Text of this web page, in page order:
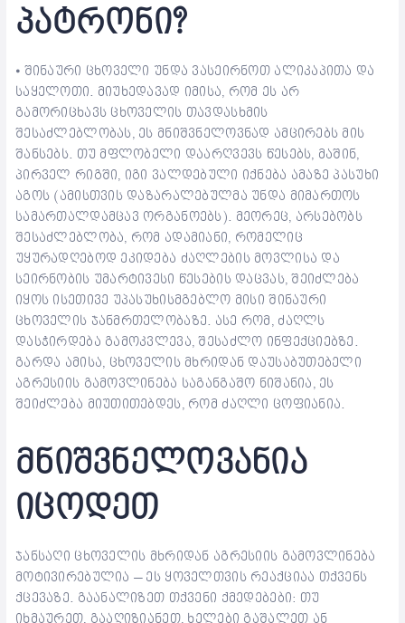
პატრონი?
⦁ შინაური ცხოველი უნდა ვასეირნოთ ალიკაპითა და
საყელოთი. მიუხედავად იმისა, რომ ეს არ
გამორიცხავს ცხოველის თავდასხმის
შესაძლებლობას, ეს მნიშვნელოვნად ამცირებს მის
შანსებს. თუ მფლობელი დაარღვევს წესებს, მაშინ,
პირველ რიგში, იგი ვალდებული იქნება ამაზე პასუხი
აგოს (ამისთვის დაზარალებულმა უნდა მიმართოს
სამართალდამცავ ორგანოებს). მეორეც, არსებობს
შესაძლებლობა, რომ ადამიანი, რომელიც
უყურადღებოდ ეკიდება ძაღლების მოვლისა და
სეირნობის უმარტივესი წესების დაცვას, შეიძლება
იყოს ისეთივე უპასუხისმგებლო მისი შინაური
ცხოველის ჯანმრთელობაზე. ასე რომ, ძაღლს
დასჭირდება გამოკვლევა, შესაძლო ინფექციებზე.
გარდა ამისა, ცხოველის მხრიდან დაუსაბუთებელი
აგრესიის გამოვლინება საგანგაშო ნიშანია, ეს
შეიძლება მიუთითებდეს, რომ ძაღლი ცოფიანია.
მნიშვნელოვანია
იცოდეთ
ჯანსაღი ცხოველის მხრიდან აგრესიის გამოვლინება
მოტივირებულია – ეს ყოველთვის რეაქციაა თქვენს
ქცევაზე. გაანალიზეთ თქვენი ქმედებები: თუ
იხმაურეთ, გააღიზიანეთ, ხელები გაშალეთ ან